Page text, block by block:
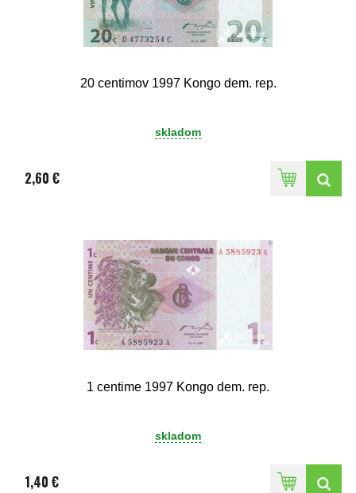
20 centimov 1997 Kongo dem. rep.
skladom
2,60 €
1 centime 1997 Kongo dem. rep.
skladom
1,40 €